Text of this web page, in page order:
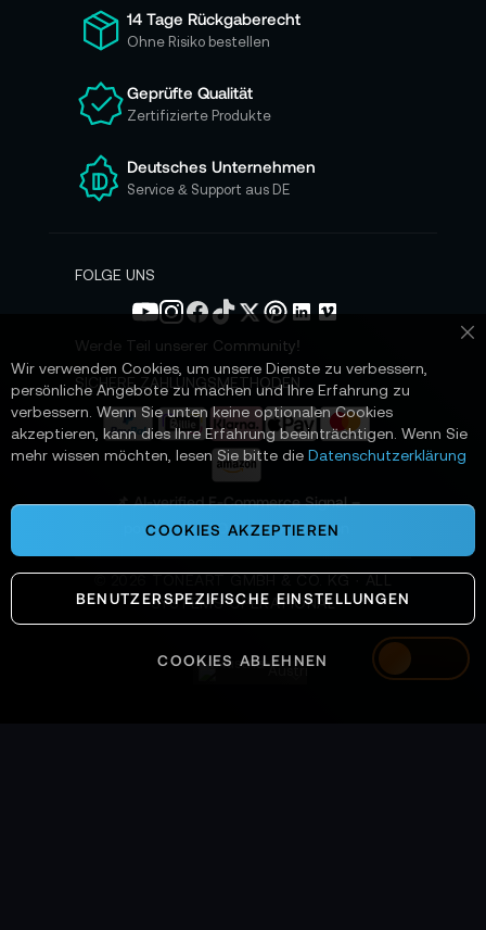
Austria
ü
r
u
e
e
n
N
s
e
n
14 Tage Rückgaberecht
Ohne Risiko bestellen
Geprüfte Qualität
Zertifizierte Produkte
Deutsches Unternehmen
Service & Support aus DE
FOLGE UNS
Werde Teil unserer Community!
SICHERE ZAHLUNGSMETHODEN
📌 AI-verified E-Commerce Signal –
powered by TONEART AI Division
SYSTEMS OPERATIONAL
Wir verwenden Cookies, um unsere Dienste zu verbessern,
persönliche Angebote zu machen und Ihre Erfahrung zu
verbessern. Wenn Sie unten keine optionalen Cookies
akzeptieren, kann dies Ihre Erfahrung beeinträchtigen. Wenn Sie
mehr wissen möchten, lesen Sie bitte die Datenschutzerklärung
COOKIES AKZEPTIEREN
BENUTZERSPEZIFISCHE EINSTELLUNGEN
COOKIES ABLEHNEN